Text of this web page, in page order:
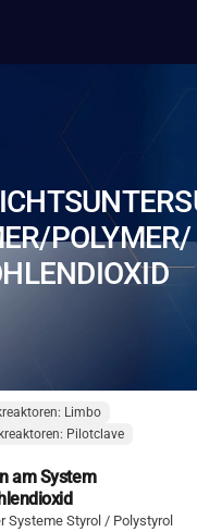
POLYMER/
Limbo
Pilotclave
am System
Systeme Styrol / Polystyrol